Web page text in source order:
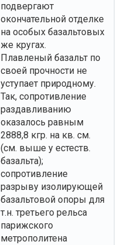
подвергают
окончательной отделке
на особых базальтовых
же кругах.
Плавленый базальт по
своей прочности не
уступает природному.
Так, сопротивление
раздавливанию
оказалось равным
2888,8 кгр. на кв. см.
(см. выше у естеств.
базальта);
сопротивление
разрыву изолирующей
базальтовой опоры для
т.н. третьего рельса
парижского
метрополитена